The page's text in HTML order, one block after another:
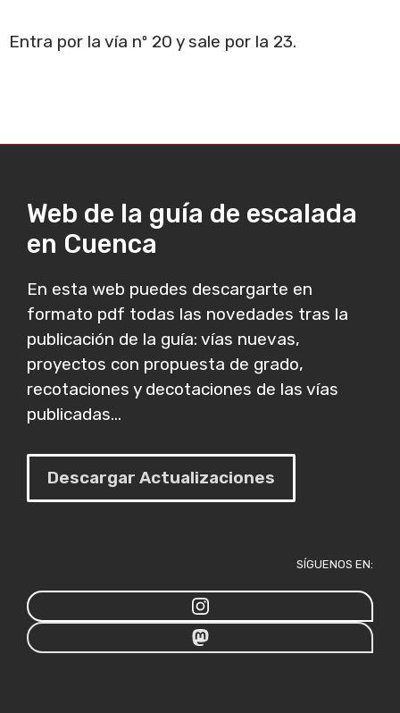
Entra por la vía nº 20 y sale por la 23.
Web de la guía de escalada
en Cuenca
En esta web puedes descargarte en
formato pdf todas las novedades tras la
publicación de la guía: vías nuevas,
proyectos con propuesta de grado,
recotaciones y decotaciones de las vías
publicadas...
Descargar Actualizaciones
SÍGUENOS EN: